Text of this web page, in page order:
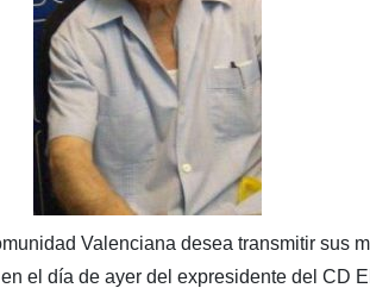
Valenciana desea transmitir sus
el día de ayer del expresidente del CD